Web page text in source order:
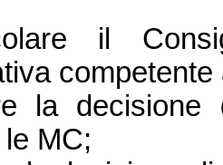
il
competente
la
MC;